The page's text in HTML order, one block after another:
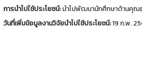
การนำไปใช้ประโยชน์:นำไปพัฒนานักศึกษาด้านคุณ
วันที่เพิ่มข้อมูลงานวิจัยนำไปใช้ประโยชน์:19 ก.พ.